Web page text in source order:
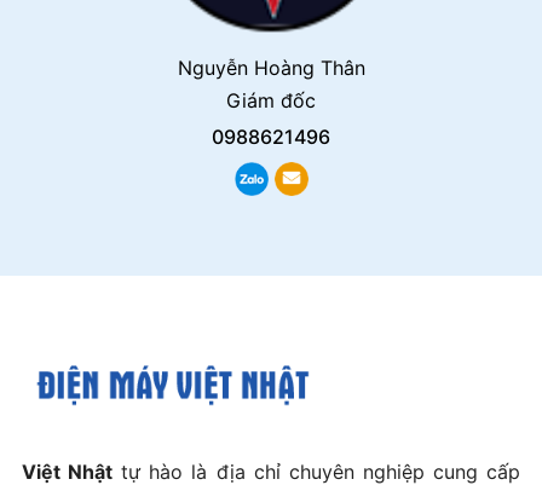
Nguyễn Hoàng Thân
Giám đốc
0988621496
Việt Nhật tự hào là địa chỉ chuyên nghiệp cung cấp